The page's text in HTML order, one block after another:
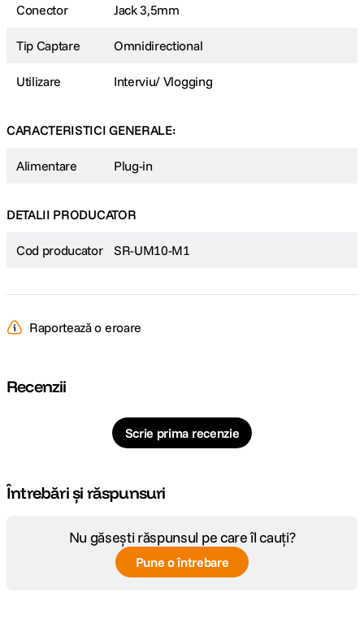
Conector Jack 3,5mm
Tip Captare Omnidirectional
Utilizare Interviu/ Vlogging
CARACTERISTICI GENERALE:
Alimentare Plug-in
DETALII PRODUCATOR
Cod producator SR-UM10-M1
Raportează o eroare
Recenzii
Scrie prima recenzie
Întrebări și răspunsuri
Nu găsești răspunsul pe care îl cauți?
Pune o întrebare